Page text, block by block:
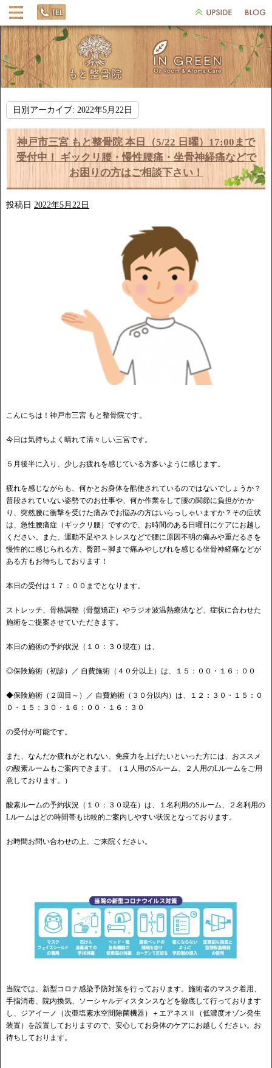
日別アーカイブ: 2022年5月22日
神戸市三宮 もと整骨院 本日（5/22 日曜）17:00まで
受付中！ ギックリ腰・慢性腰痛・坐骨神経痛などで
お困りの方はご相談下さい！
投稿日 2022年5月22日
こんにちは！神戸市三宮 もと整骨院です。
今日は気持ちよく晴れて清々しい三宮です。
５月後半に入り、少しお疲れを感じている方多いように感じます。
疲れを感じながらも、何かとお身体を酷使されているのではないでしょうか？
普段されていない姿勢でのお仕事や、何か作業をして腰の関節に負担がかか
り、突然腰に衝撃を受けた痛みでお悩みの方はいらっしゃいますか？その症状
は、急性腰痛症（ギックリ腰）ですので、お時間のある日曜日にケアにお越し
ください。また、運動不足やストレスなどで腰に原因不明の痛みや重だるさを
慢性的に感じられる方、臀部～脚まで痛みやしびれを感じる坐骨神経痛などが
ある方もお待ちしております！
本日の受付は１７：００までとなります。
ストレッチ、骨格調整（骨盤矯正）やラジオ波温熱療法など、症状に合わせた
施術をご提案させていただきます。
本日の施術の予約状況（１０：３０現在）は、
◎保険施術（初診）／ 自費施術（４０分以上）は、１５：００・１６：００
◆保険施術（２回目～）／ 自費施術（３０分以内）は、１２：３０・１５：０
０・１５：３０・１６：００・１６：３０
の受付が可能です。
また、なんだか疲れがとれない、免疫力を上げたいといった方には、おススメ
の酸素ルームもご案内できます。（１人用のSルーム、２人用のLルームをご用
意しております。）
酸素ルームの予約状況（１０：３０現在）は、１名利用のSルーム、２名利用の
Lルームはどの時間帯も比較的ご案内しやすい状況となっております。
お時間お問い合わせの上、ご来院ください。
当院では、新型コロナ感染予防対策を行っております。施術者のマスク着用、
手指消毒、院内換気、ソーシャルディスタンスなどを徹底して行っております
し、ジアイーノ（次亜塩素水空間除菌機器）＋エアネスⅡ（低濃度オゾン発生
装置）を設置しておりますので、安心してお身体のケアにお越しください。お
待ちしております。